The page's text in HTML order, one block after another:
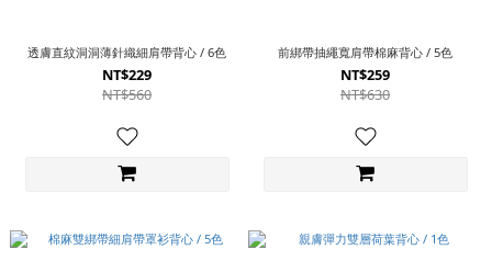
透膚直紋洞洞薄針織細肩帶背心 / 6色
NT$229
NT$560
前綁帶抽繩寬肩帶棉麻背心 / 5色
NT$259
NT$630